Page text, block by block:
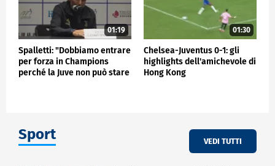
01:19
Spalletti: "Dobbiamo entrare
per forza in Champions
perché la Juve non può stare
01:30
Chelsea-Juventus 0-1: gli
highlights dell'amichevole di
Hong Kong
Sport VEDI TUTTI